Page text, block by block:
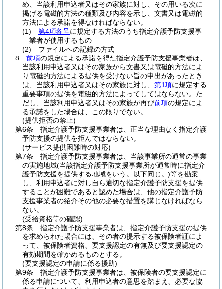
め、当該利用申込者又はその家族に対し、その用いる次に
掲げる電磁的方法の種類及び内容を示し、文書又は電磁的
方法による承諾を得なければならない。
(1)
第4項各号に規定する方法のうち指定介護予防支援事
業者が使用するもの
(2)
ファイルへの記録の方式
8
前項の規定による承諾を得た指定介護予防支援事業者は、
当該利用申込者又はその家族から文書又は電磁的方法によ
り電磁的方法による提供を受けない旨の申出があったとき
は、当該利用申込者又はその家族に対し、 第1項に規定する
重要事項の提供を電磁的方法によってしてはならない。 た
だし、当該利用申込者又はその家族が再び前項の規定によ
る承諾をした場合は、この限りでない。
(提供拒否の禁止)
第6条
指定介護予防支援事業者は、正当な理由なく指定介護
予防支援の提供を拒んではならない。
(サービス提供困難時の対応)
第7条
指定介護予防支援事業者は、当該事業所の通常の事業
の実施地域(当該指定介護予防支援事業所が通常時に指定介
護予防支援を提供する地域をいう。以下同じ。)等を勘案
し、利用申込者に対し自ら適切な指定介護予防支援を提供
することが困難であると認めた場合は、他の指定介護予防
支援事業者の紹介その他の必要な措置を講じなければなら
ない。
(受給資格等の確認)
第8条
指定介護予防支援事業者は、指定介護予防支援の提供
を求められた場合には、その者の提示する被保険者証によ
って、被保険者資格、要支援認定の有無及び要支援認定の
有効期間を確かめるものとする。
(要支援認定の申請に係る援助)
第9条
指定介護予防支援事業者は、被保険者の要支援認定に
係る申請について、利用申込者の意思を踏まえ、必要な協